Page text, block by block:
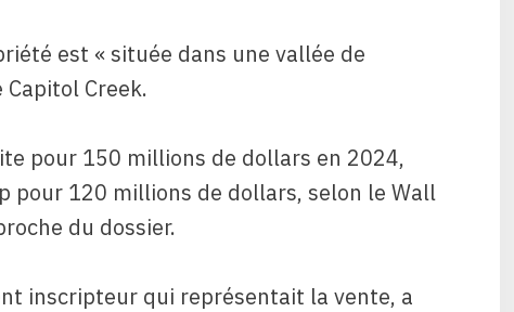
est « située dans une vallée de
Creek.
pour 150 millions de dollars en 2024,
pour 120 millions de dollars, selon le Wall
du dossier.
inscripteur qui représentait la vente, a